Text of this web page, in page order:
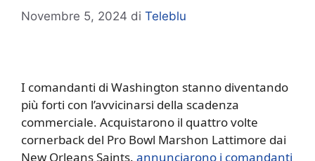
Novembre 5, 2024 di Teleblu
I comandanti di Washington stanno diventando
più forti con l’avvicinarsi della scadenza
commerciale. Acquistarono il quattro volte
cornerback del Pro Bowl Marshon Lattimore dai
New Orleans Saints. annunciarono i comandanti